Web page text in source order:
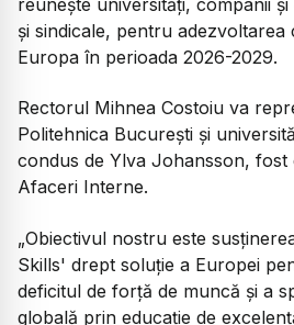
și sindicale, pentru
Europa în perioada 2026-2029.
Rectorul Mihnea Costoiu va
Politehnica București și
condus de Ylva Johansson,
Afaceri Interne.
„Obiectivul nostru este
Skills' drept soluție a Europei
deficitul de forță de muncă și a
globală prin educație de